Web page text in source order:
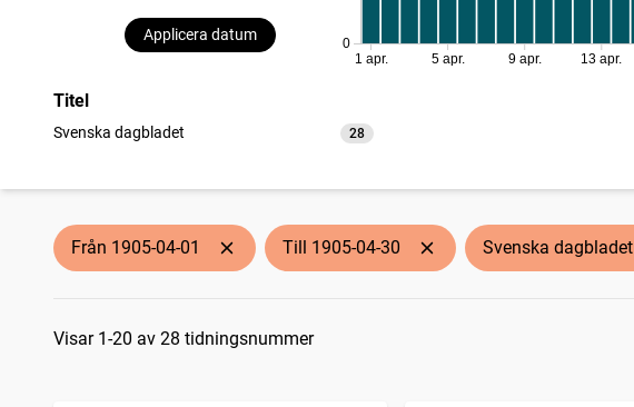
Applicera datum
0
1 apr. 5 apr. 9 apr. 13 apr.
Titel
Svenska dagbladet 28
träffar
Från 1905-04-01 Till 1905-04-30 Svenska dagbladet
Sökresultat
Visar 1-20 av 28 tidningsnummer